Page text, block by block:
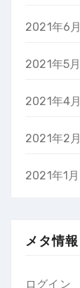
2021年6月
2021年5月
2021年4月
2021年2月
2021年1月
メタ情報
ログイン